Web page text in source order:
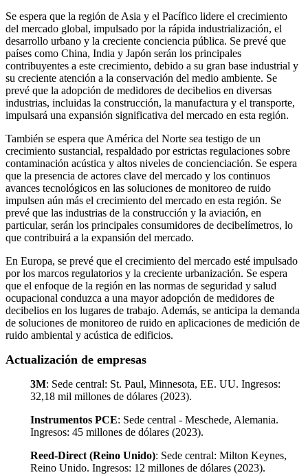
Se espera que la región de Asia y el Pacífico lidere el crecimiento
del mercado global, impulsado por la rápida industrialización, el
desarrollo urbano y la creciente conciencia pública. Se prevé que
países como China, India y Japón serán los principales
contribuyentes a este crecimiento, debido a su gran base industrial y
su creciente atención a la conservación del medio ambiente. Se
prevé que la adopción de medidores de decibelios en diversas
industrias, incluidas la construcción, la manufactura y el transporte,
impulsará una expansión significativa del mercado en esta región.
También se espera que América del Norte sea testigo de un
crecimiento sustancial, respaldado por estrictas regulaciones sobre
contaminación acústica y altos niveles de concienciación. Se espera
que la presencia de actores clave del mercado y los continuos
avances tecnológicos en las soluciones de monitoreo de ruido
impulsen aún más el crecimiento del mercado en esta región. Se
prevé que las industrias de la construcción y la aviación, en
particular, serán los principales consumidores de decibelímetros, lo
que contribuirá a la expansión del mercado.
En Europa, se prevé que el crecimiento del mercado esté impulsado
por los marcos regulatorios y la creciente urbanización. Se espera
que el enfoque de la región en las normas de seguridad y salud
ocupacional conduzca a una mayor adopción de medidores de
decibelios en los lugares de trabajo. Además, se anticipa la demanda
de soluciones de monitoreo de ruido en aplicaciones de medición de
ruido ambiental y acústica de edificios.
Actualización de empresas
3M: Sede central: St. Paul, Minnesota, EE. UU. Ingresos:
32,18 mil millones de dólares (2023).
Instrumentos PCE: Sede central - Meschede, Alemania.
Ingresos: 45 millones de dólares (2023).
Reed-Direct (Reino Unido): Sede central: Milton Keynes,
Reino Unido. Ingresos: 12 millones de dólares (2023).